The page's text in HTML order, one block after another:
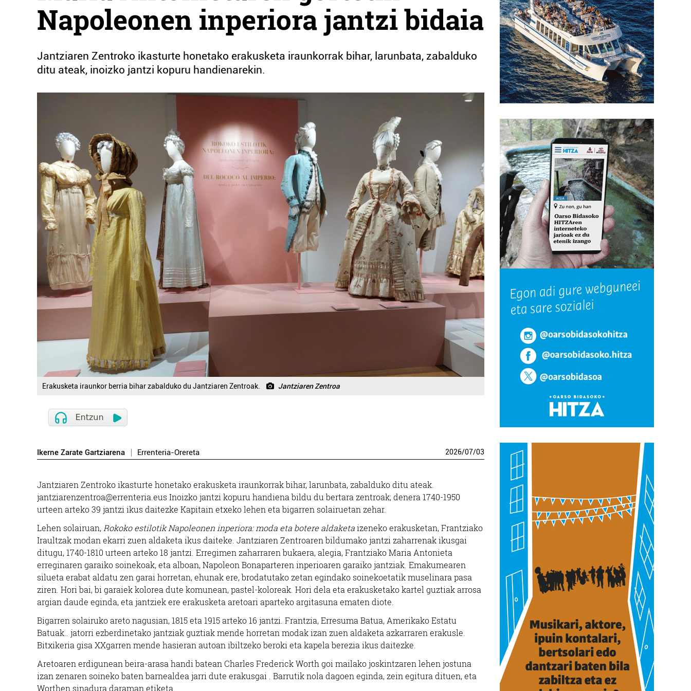
Napoleonen inperiora jantzi bidaia
Jantziaren Zentroko ikasturte honetako erakusketa iraunkorrak bihar, larunbata, zabalduko
ditu ateak, inoizko jantzi kopuru handienarekin.
Erakusketa iraunkor berria bihar zabalduko du Jantziaren Zentroak. Jantziaren Zentroa
Ikerne Zarate Gartziarena Errenteria-Orereta 2026/07/03
Jantziaren Zentroko ikasturte honetako erakusketa iraunkorrak bihar, larunbata, zabalduko ditu ateak.
jantziarenzentroa@errenteria.eus Inoizko jantzi kopuru handiena bildu du bertara zentroak; denera 1740-1950
urteen arteko 39 jantzi ikus daitezke Kapitain etxeko lehen eta bigarren solairuetan zehar.
Lehen solairuan, Rokoko estilotik Napoleonen inperiora: moda eta botere aldaketaizeneko erakusketan, Frantziako
Iraultzak modan ekarri zuen aldaketa ikus daiteke. Jantziaren Zentroaren bildumako jantzi zaharrenak ikusgai
ditugu, 1740-1810 urteen arteko 18 jantzi. Erregimen zaharraren bukaera, alegia, Frantziako Maria Antonieta
erreginaren garaiko soinekoak, eta alboan, Napoleon Bonaparteren inperioaren garaiko jantziak. Emakumearen
silueta erabat aldatu zen garai horretan, ehunak ere, brodatutako zetan egindako soinekoetatik muselinara pasa
ziren. Hori bai, bi garaiek kolorea dute komunean, pastel-koloreak. Hori dela eta erakusketako kartel guztiak arrosa
argian daude eginda, eta jantziek ere erakusketa aretoari aparteko argitasuna ematen diote.
Bigarren solairuko areto nagusian, 1815 eta 1915 arteko 16 jantzi. Frantzia, Erresuma Batua, Amerikako Estatu
Batuak.. jatorri ezberdinetako jantziak guztiak mende horretan modak izan zuen aldaketa azkarraren erakusle.
Bitxikeria gisa XXgarren mende hasieran autoan ibiltzeko beroki eta kapela berezia ikus daitezke.
Aretoaren erdigunean beira-arasa handi batean Charles Frederick Worth goi mailako joskintzaren lehen jostuna
izan zenaren soineko baten barnealdea jarri dute erakusgai . Barrutik nola dagoen eginda, zein egitura dituen, eta
Worthen sinadura daraman etiketa.